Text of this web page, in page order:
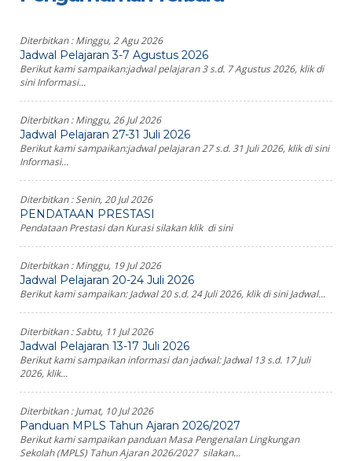
Diterbitkan :Minggu, 2 Agu 2026
Jadwal Pelajaran 3-7 Agustus 2026
Berikut kami sampaikan:jadwal pelajaran 3 s.d. 7 Agustus 2026, klik di
sini Informasi...
Diterbitkan :Minggu, 26 Jul 2026
Jadwal Pelajaran 27-31 Juli 2026
Berikut kami sampaikan:jadwal pelajaran 27 s.d. 31 Juli 2026, klik di sini
Informasi...
Diterbitkan :Senin, 20 Jul 2026
PENDATAAN PRESTASI
Pendataan Prestasi dan Kurasi silakan klik di sini
Diterbitkan :Minggu, 19 Jul 2026
Jadwal Pelajaran 20-24 Juli 2026
Berikut kami sampaikan: Jadwal 20 s.d. 24 Juli 2026, klik di sini Jadwal...
Diterbitkan :Sabtu, 11 Jul 2026
Jadwal Pelajaran 13-17 Juli 2026
Berikut kami sampaikan informasi dan jadwal: Jadwal 13 s.d. 17 Juli
2026, klik...
Diterbitkan :Jumat, 10 Jul 2026
Panduan MPLS Tahun Ajaran 2026/2027
Berikut kami sampaikan panduan Masa Pengenalan Lingkungan
Sekolah (MPLS) Tahun Ajaran 2026/2027 silakan...